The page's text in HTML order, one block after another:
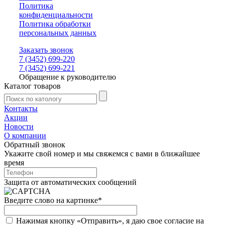
Политика
конфиденциальности
Политика обработки
персональных данных
Заказать звонок
7 (3452) 699-220
7 (3452) 699-221
Обращение к руководителю
Каталог товаров
Контакты
Акции
Новости
О компании
Обратный звонок
Укажите свой номер и мы свяжемся с вами в ближайшее
время
Защита от автоматических сообщений
Введите слово на картинке*
Нажимая кнопку «Отправить», я даю свое согласие на